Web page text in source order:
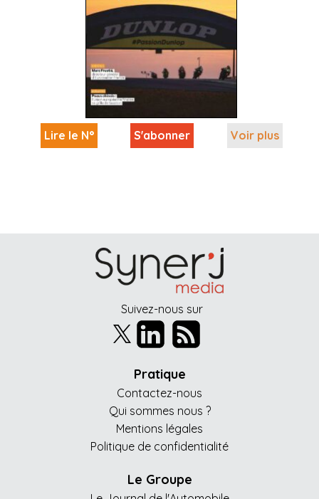
Lire le N° S'abonner Voir plus
Suivez-nous sur
Pratique
Contactez-nous
Qui sommes nous ?
Mentions légales
Politique de confidentialité
Le Groupe